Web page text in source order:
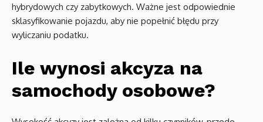
hybrydowych czy zabytkowych. Ważne jest odpowiednie
sklasyfikowanie pojazdu, aby nie popełnić błędu przy
wyliczaniu podatku.
Ile wynosi akcyza na
samochody osobowe?